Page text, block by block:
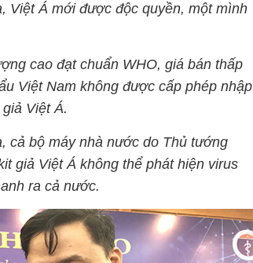
Việt Á mới được độc quyền, một mình
cao đạt chuẩn WHO, giá bán thấp
Việt Nam không được cấp phép nhập
Việt Á.
cả bộ máy nhà nước do Thủ tướng
giả Việt Á không thể phát hiện virus
ra cả nước.